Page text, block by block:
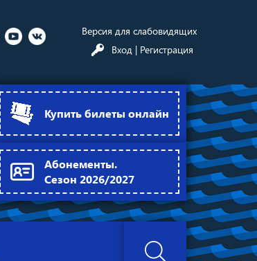
Версия для слабовидящих
Вход | Регистрация
Купить билеты онлайн
Абонементы.
Сезон 2026/2027